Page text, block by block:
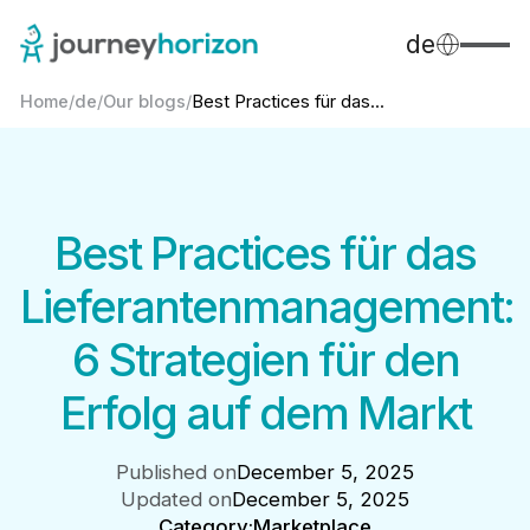
de
Home/de/Our blogs/Best Practices für das...
Best Practices für das
Lieferantenmanagement:
6 Strategien für den
Erfolg auf dem Markt
Published onDecember 5, 2025
Updated onDecember 5, 2025